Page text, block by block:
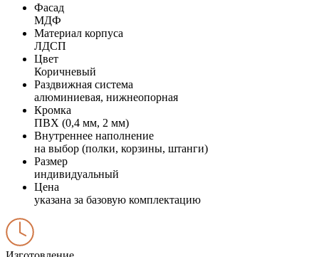
Фасад
МДФ
Материал корпуса
ЛДСП
Цвет
Коричневый
Раздвижная система
алюминиевая, нижнеопорная
Кромка
ПВХ (0,4 мм, 2 мм)
Внутреннее наполнение
на выбор (полки, корзины, штанги)
Размер
индивидуальный
Цена
указана за базовую комплектацию